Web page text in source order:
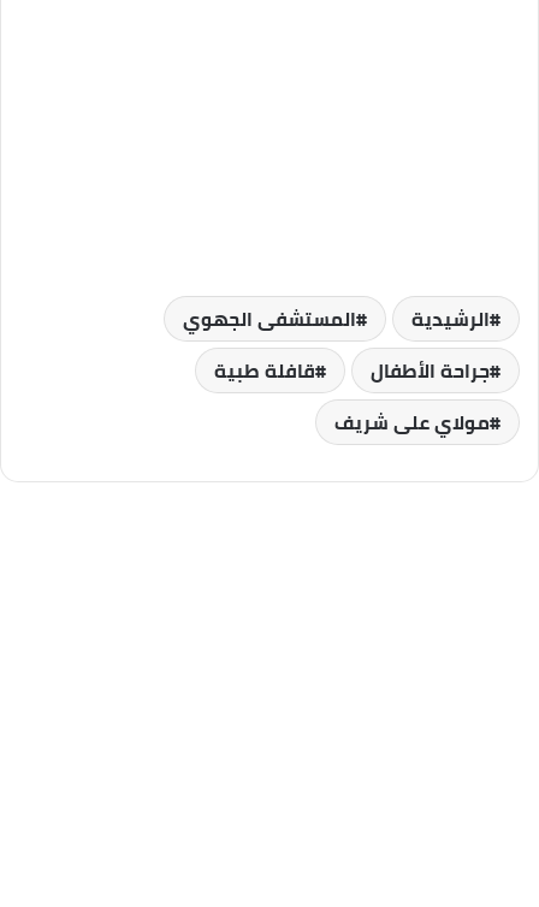
الرشيدية
المستشفى الجهوي
جراحة الأطفال
قافلة طبية
مولاي على شريف